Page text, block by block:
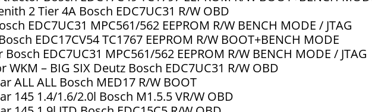
2 Tier 4A Bosch EDC7UC31 R/W OBD
EDC7UC31 MPC561/562 EEPROM R/W BENCH MODE / JTAG
EDC17CV54 TC1767 EEPROM R/W BOOT+BENCH MODE
EDC7UC31 MPC561/562 EEPROM R/W BENCH MODE / JTAG
– BIG SIX Deutz Bosch EDC7UC31 R/W OBD
ALL ALL Bosch MED17 R/W BOOT
145 1.4/1.6/2.0l Bosch M1.5.5 VR/W OBD